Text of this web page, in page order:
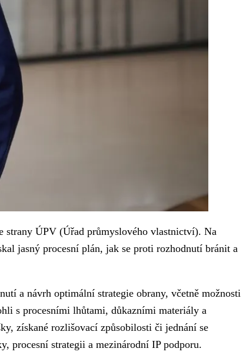
strany ÚPV (Úřad průmyslového vlastnictví). Na
jasný procesní plán, jak se proti rozhodnutí bránit a
a návrh optimální strategie obrany, včetně možnosti
s procesními lhůtami, důkazními materiály a
získané rozlišovací způsobilosti či jednání se
procesní strategii a mezinárodní IP podporu.